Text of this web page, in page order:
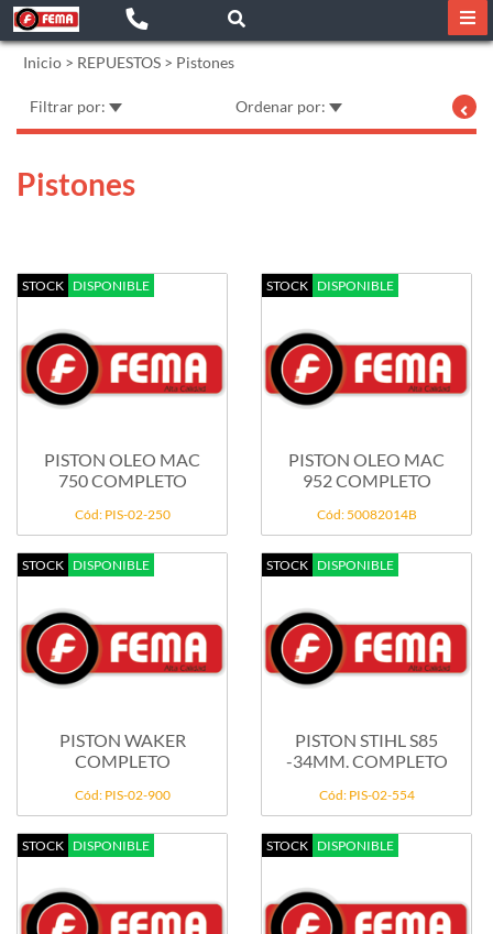
Inicio > REPUESTOS > Pistones
Filtrar por: Ordenar por:
Pistones
STOCK DISPONIBLE
PISTON OLEO MAC
750 COMPLETO
Cód: PIS-02-250
STOCK DISPONIBLE
PISTON OLEO MAC
952 COMPLETO
Cód: 50082014B
STOCK DISPONIBLE
PISTON WAKER
COMPLETO
Cód: PIS-02-900
STOCK DISPONIBLE
PISTON STIHL S85
-34MM. COMPLETO
Cód: PIS-02-554
STOCK DISPONIBLE STOCK DISPONIBLE